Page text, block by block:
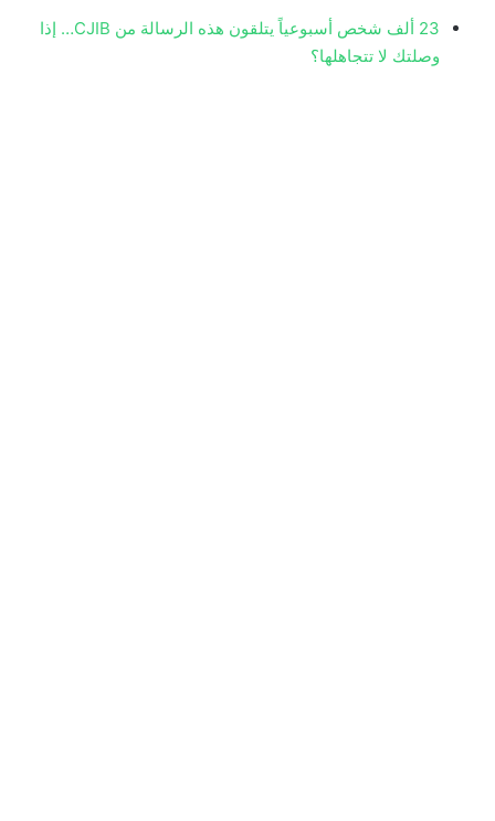
23 ألف شخص أسبوعياً يتلقون هذه الرسالة من CJIB… إذا
وصلتك لا تتجاهلها؟